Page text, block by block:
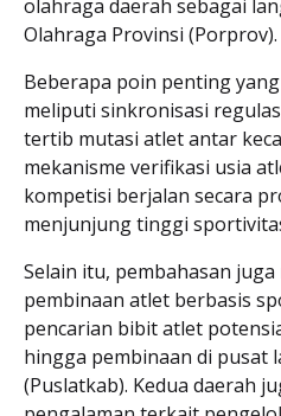
olahraga daerah sebagai
Olahraga Provinsi (Porprov).
Beberapa poin penting
meliputi sinkronisasi
tertib mutasi atlet antar
mekanisme verifikasi usia
kompetisi berjalan secara
menjunjung tinggi
Selain itu, pembahasan
pembinaan atlet berbasis
pencarian bibit atlet
hingga pembinaan di pusat
(Puslatkab). Kedua daerah